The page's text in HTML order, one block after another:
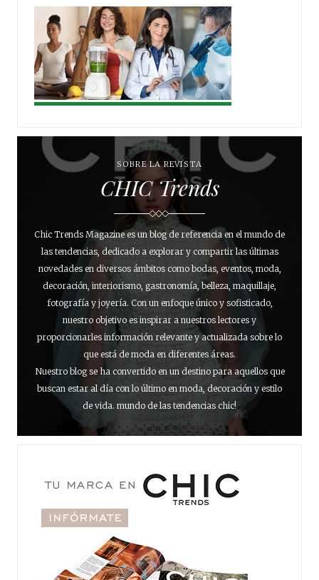
SOBRE LA REVISTA
CHIC Trends
Chic Trends Magazine es un blog de referencia en el mundo de
las tendencias, dedicado a explorar y compartir las últimas
novedades en diversos ámbitos como bodas, eventos, moda,
decoración, interiorismo, gastronomía, belleza, maquillaje,
fotografía y joyería. Con un enfoque único y sofisticado,
nuestro objetivo es inspirar a nuestros lectores y
proporcionarles información relevante y actualizada sobre lo
que está de moda en diferentes áreas.
Nuestro blog se ha convertido en un destino para aquellos que
buscan estar al día con lo último en moda, decoración y estilo
de vida. mundo de las tendencias chic!